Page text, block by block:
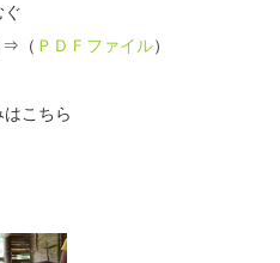
（ ＰＤＦファイル）
こちら